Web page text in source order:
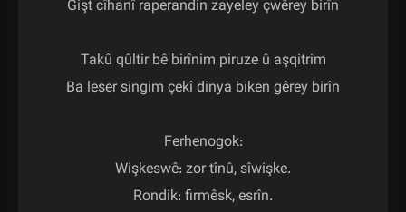
Gişt cîhanî raperandin zayeley çwêrey birîn
Takû qûltir bê birînim piruze û aşqitrim
Ba leser singim çekî dinya biken gêrey birîn
Ferhenogok:
Wişkeswê: zor tînû, sîwişke.
Rondik: firmêsk, esrîn.